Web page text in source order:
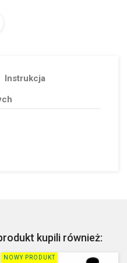
Instrukcja
kupili również:
NOWY PRODUKT